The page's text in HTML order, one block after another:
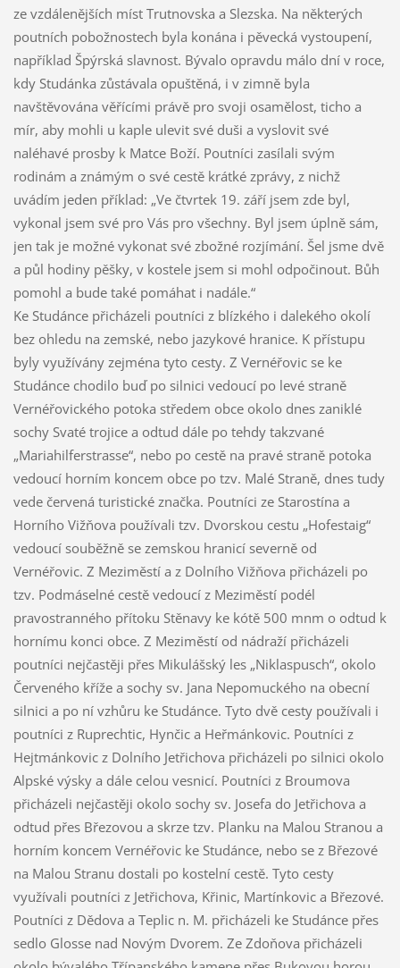
ze vzdálenějších míst Trutnovska a Slezska. Na některých
poutních pobožnostech byla konána i pěvecká vystoupení,
například Špýrská slavnost. Bývalo opravdu málo dní v roce,
kdy Studánka zůstávala opuštěná, i v zimně byla
navštěvována věřícími právě pro svoji osamělost, ticho a
mír, aby mohli u kaple ulevit své duši a vyslovit své
naléhavé prosby k Matce Boží. Poutníci zasílali svým
rodinám a známým o své cestě krátké zprávy, z nichž
uvádím jeden příklad: „Ve čtvrtek 19. září jsem zde byl,
vykonal jsem své pro Vás pro všechny. Byl jsem úplně sám,
jen tak je možné vykonat své zbožné rozjímání. Šel jsme dvě
a půl hodiny pěšky, v kostele jsem si mohl odpočinout. Bůh
pomohl a bude také pomáhat i nadále.“
Ke Studánce přicházeli poutníci z blízkého i dalekého okolí
bez ohledu na zemské, nebo jazykové hranice. K přístupu
byly využívány zejména tyto cesty. Z Vernéřovic se ke
Studánce chodilo buď po silnici vedoucí po levé straně
Vernéřovického potoka středem obce okolo dnes zaniklé
sochy Svaté trojice a odtud dále po tehdy takzvané
„Mariahilferstrasse“, nebo po cestě na pravé straně potoka
vedoucí horním koncem obce po tzv. Malé Straně, dnes tudy
vede červená turistické značka. Poutníci ze Starostína a
Horního Vižňova používali tzv. Dvorskou cestu „Hofestaig“
vedoucí souběžně se zemskou hranicí severně od
Vernéřovic. Z Meziměstí a z Dolního Vižňova přicházeli po
tzv. Podmáselné cestě vedoucí z Meziměstí podél
pravostranného přítoku Stěnavy ke kótě 500 mnm o odtud k
hornímu konci obce. Z Meziměstí od nádraží přicházeli
poutníci nejčastěji přes Mikulášský les „Niklaspusch“, okolo
Červeného kříže a sochy sv. Jana Nepomuckého na obecní
silnici a po ní vzhůru ke Studánce. Tyto dvě cesty používali i
poutníci z Ruprechtic, Hynčic a Heřmánkovic. Poutníci z
Hejtmánkovic z Dolního Jetřichova přicházeli po silnici okolo
Alpské výsky a dále celou vesnicí. Poutníci z Broumova
přicházeli nejčastěji okolo sochy sv. Josefa do Jetřichova a
odtud přes Březovou a skrze tzv. Planku na Malou Stranou a
horním koncem Vernéřovic ke Studánce, nebo se z Březové
na Malou Stranu dostali po kostelní cestě. Tyto cesty
využívali poutníci z Jetřichova, Křinic, Martínkovic a Březové.
Poutníci z Dědova a Teplic n. M. přicházeli ke Studánce přes
sedlo Glosse nad Novým Dvorem. Ze Zdoňova přicházeli